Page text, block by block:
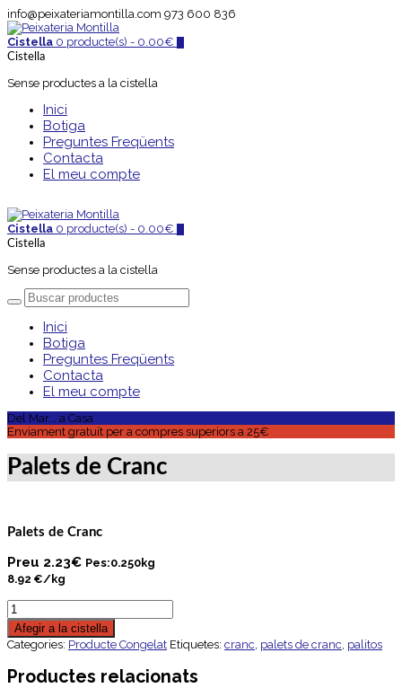
info@peixateriamontilla.com 973 600 836
Cistella 0 producte(s) - 0.00€
Cistella
Sense productes a la cistella
Inici
Botiga
Preguntes Freqüents
Contacta
El meu compte
Cistella 0 producte(s) - 0.00€
Cistella
Sense productes a la cistella
Inici
Botiga
Preguntes Freqüents
Contacta
El meu compte
Del Mar... a Casa
Enviament gratuït per a compres superiors a 25€
Palets de Cranc
Palets de Cranc
Preu 2.23€ Pes:0.250kg
8.92 €/kg
Afegir a la cistella
Categories: Producte Congelat Etiquetes: cranc, palets de cranc, palitos
Productes relacionats